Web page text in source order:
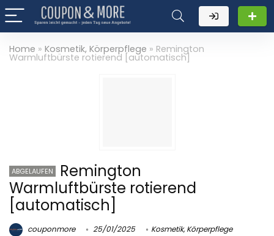
Home » Kosmetik, Körperpflege » Remington
Warmluftbürste rotierend [automatisch]
ABGELAUFEN
Remington
Warmluftbürste rotierend
[automatisch]
couponmore 25/01/2025 Kosmetik, Körperpflege